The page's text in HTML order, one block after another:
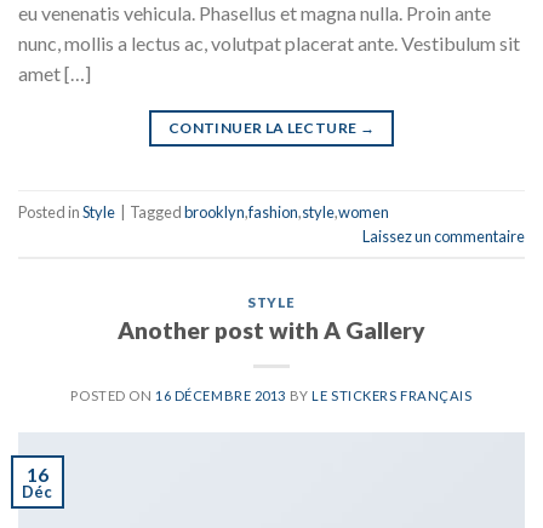
eu venenatis vehicula. Phasellus et magna nulla. Proin ante
nunc, mollis a lectus ac, volutpat placerat ante. Vestibulum sit
amet […]
CONTINUER LA LECTURE →
Posted inStyle Taggedbrooklyn,fashion,style,women
Laissez un commentaire
STYLE
Another post with A Gallery
POSTED ON 16 DÉCEMBRE 2013 BYLE STICKERS FRANÇAIS
16
Déc